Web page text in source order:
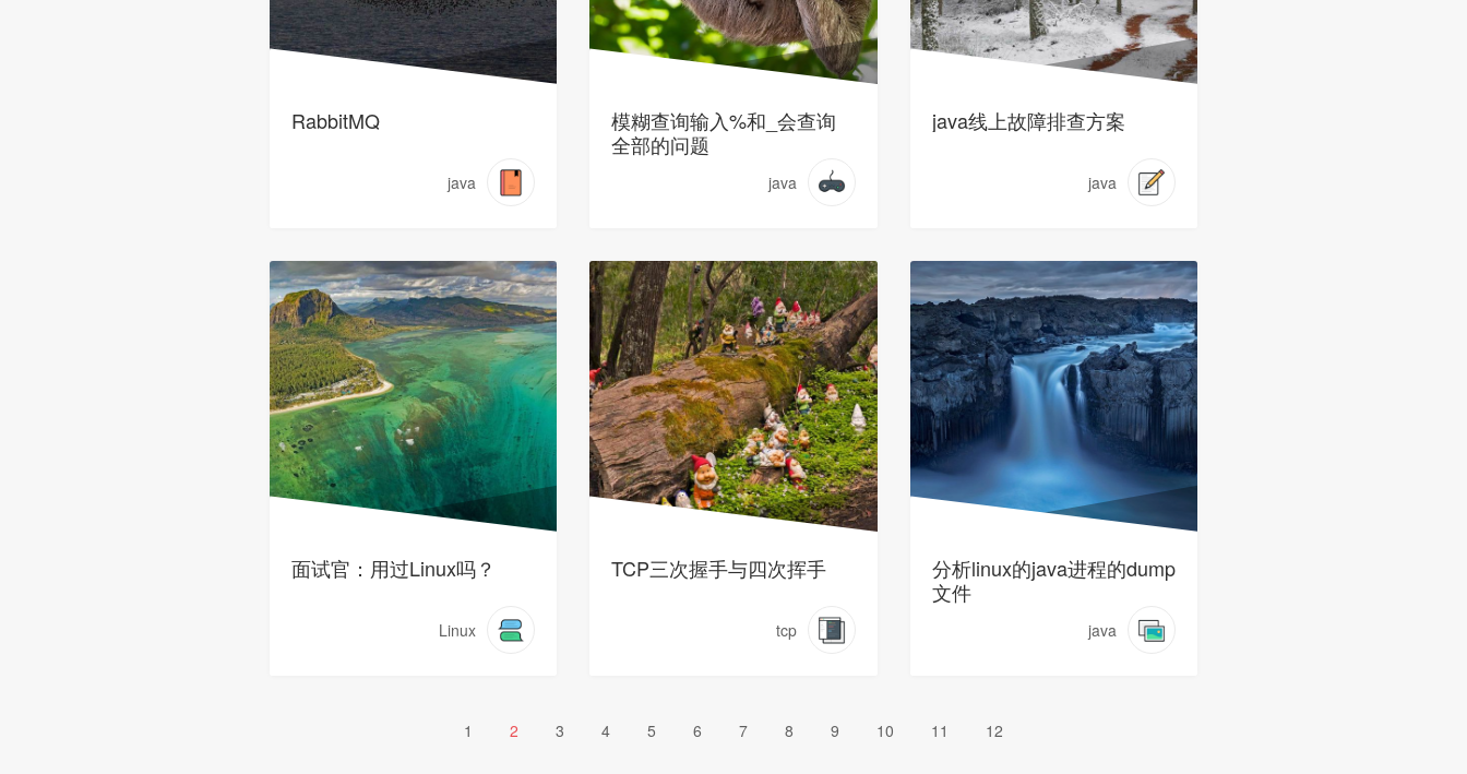
RabbitMQ
java
模糊查询输入%和_会查询
全部的问题
java
java线上故障排查方案
java
面试官：用过Linux吗？
Linux
TCP三次握手与四次挥手
tcp
分析linux的java进程的dump
文件
java
1 2 3 4 5 6 7 8 9 10 11 12